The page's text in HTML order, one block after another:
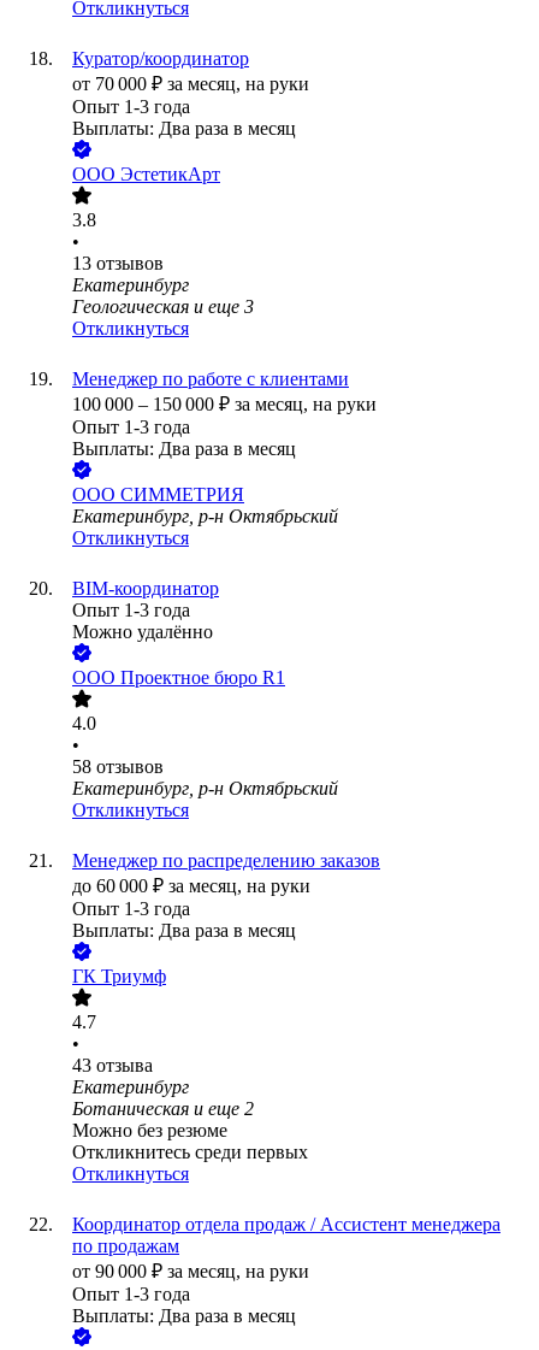
Откликнуться
Куратор/координатор
от 70 000 ₽ за месяц, на руки
Опыт 1-3 года
Выплаты: Два раза в месяц
ООО ЭстетикАрт
3.8
•
13 отзывов
Екатеринбург
Геологическая и еще 3
Откликнуться
Менеджер по работе с клиентами
100 000 – 150 000 ₽ за месяц, на руки
Опыт 1-3 года
Выплаты: Два раза в месяц
ООО СИММЕТРИЯ
Екатеринбург, р-н Октябрьский
Откликнуться
BIM-координатор
Опыт 1-3 года
Можно удалённо
ООО Проектное бюро R1
4.0
•
58 отзывов
Екатеринбург, р-н Октябрьский
Откликнуться
Менеджер по распределению заказов
до 60 000 ₽ за месяц, на руки
Опыт 1-3 года
Выплаты: Два раза в месяц
ГК Триумф
4.7
•
43 отзыва
Екатеринбург
Ботаническая и еще 2
Можно без резюме
Откликнитесь среди первых
Откликнуться
Координатор отдела продаж / Ассистент менеджера
по продажам
от 90 000 ₽ за месяц, на руки
Опыт 1-3 года
Выплаты: Два раза в месяц